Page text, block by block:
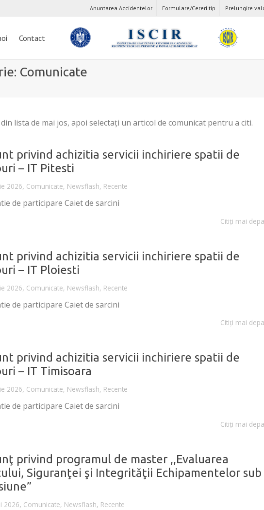
Anuntarea Accidentelor Formulare/Cereri tip Prelungire
Contact
Comunicate
din lista de mai jos, apoi selectaţi un articol de comunicat pentru a citi.
privind achizitia servicii inchiriere spatii de
– IT Pitesti
2026, Comunicate, Newsflash, Recente
de participare Caiet de sarcini
Citiți mai
privind achizitia servicii inchiriere spatii de
– IT Ploiesti
2026, Comunicate, Newsflash, Recente
de participare Caiet de sarcini
Citiți mai
privind achizitia servicii inchiriere spatii de
– IT Timisoara
2026, Comunicate, Newsflash, Recente
de participare Caiet de sarcini
Citiți mai
privind programul de master ,,Evaluarea
Siguranţei şi Integrităţii Echipamentelor sub
2026, Comunicate, Newsflash, Recente